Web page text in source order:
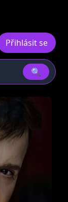
Přihlásit se
🔍